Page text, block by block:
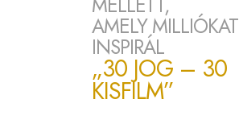
AMELY MILLIÓKAT
INSPIRÁL
„30 JOG – 30
KISFILM”